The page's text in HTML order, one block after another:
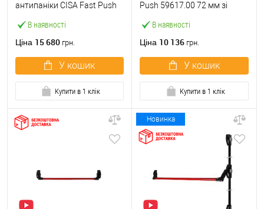
В наявності
антипаніки CISA Fast Push
точковий вверх-вниз
Ціна 15 680 грн.
У кошик
Купити в 1 клік
В наявності
Push 59617.00 72 мм зі
Ціна 10 136 грн.
У кошик
Купити в 1 клік
Новинка